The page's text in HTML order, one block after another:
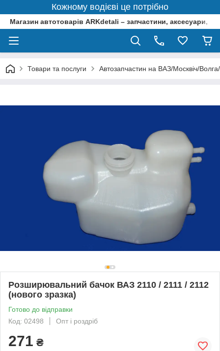
Кожному водієві це потрібно
Магазин автотоварів ARKdetali – запчастини, аксесуари,
Товари та послуги Автозапчастин на ВАЗ/Москвіч/
Розширювальний бачок ВАЗ 2110 / 2111 / 2112
(нового зразка)
Готово до відправки
Код: 02498
Опт і роздріб
271 ₴